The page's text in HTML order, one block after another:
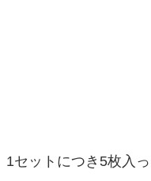
セットにつき5枚入っ